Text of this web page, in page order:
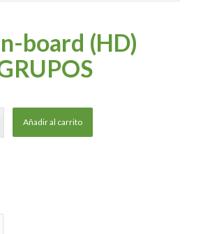
board (HD)
Añadir al carrito